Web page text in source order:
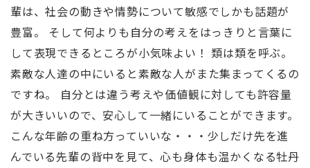
輩は、社会の動きや情勢について敏感でしかも話題が
豊富。 そして何よりも自分の考えをはっきりと言葉に
して表現できるところが小気味よい！ 類は類を呼ぶ。
素敵な人達の中にいると素敵な人がまた集まってくるの
ですね。 自分とは違う考えや価値観に対しても許容量
が大きいいので、安心して一緒にいることができます。
こんな年齢の重ね方っていいな・・・少しだけ先を進
んでいる先輩の背中を見て、心も身体も温かくなる牡丹